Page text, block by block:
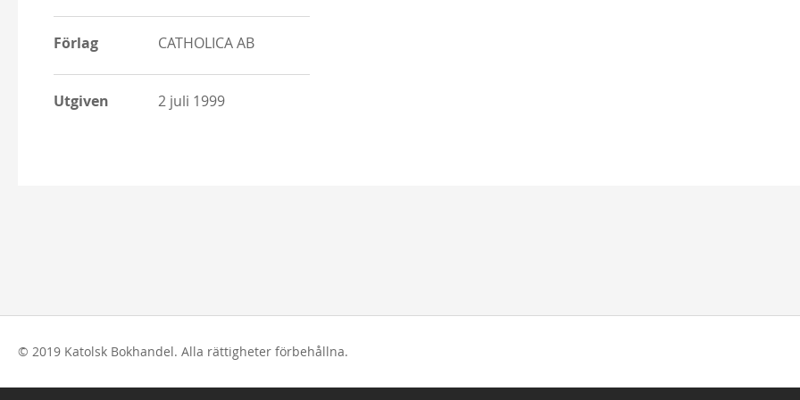
Förlag CATHOLICA AB
Utgiven 2 juli 1999
© 2019 Katolsk Bokhandel. Alla rättigheter förbehållna.